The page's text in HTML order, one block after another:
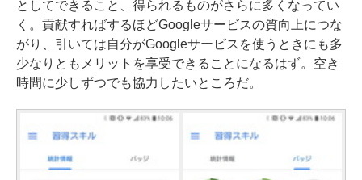
としてできること、得られるものがさらに多くなってい
く。貢献すればするほどGoogleサービスの質向上につな
がり、引いては自分がGoogleサービスを使うときにも多
少なりともメリットを享受できることになるはず。空き
時間に少しずつでも協力したいところだ。